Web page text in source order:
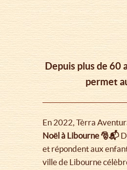
Depuis plus de 60
permet
En 2022, Tèrra
Noël à Libourne 🎅📬
et répondent aux
ville de Libourne